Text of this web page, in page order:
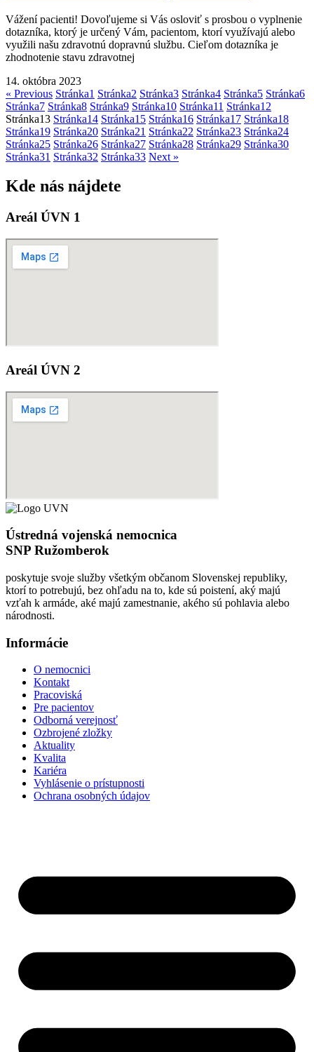
Vážení pacienti! Dovoľujeme si Vás osloviť s prosbou o vyplnenie
dotazníka, ktorý je určený Vám, pacientom, ktorí využívajú alebo
využili našu zdravotnú dopravnú službu. Cieľom dotazníka je
zhodnotenie stavu zdravotnej
14. októbra 2023
« Previous Stránka1 Stránka2 Stránka3 Stránka4 Stránka5 Stránka6
Stránka7 Stránka8 Stránka9 Stránka10 Stránka11 Stránka12
Stránka13 Stránka14 Stránka15 Stránka16 Stránka17 Stránka18
Stránka19 Stránka20 Stránka21 Stránka22 Stránka23 Stránka24
Stránka25 Stránka26 Stránka27 Stránka28 Stránka29 Stránka30
Stránka31 Stránka32 Stránka33 Next »
Kde nás nájdete
Areál ÚVN 1
Areál ÚVN 2
Ústredná vojenská nemocnica
SNP Ružomberok
poskytuje svoje služby všetkým občanom Slovenskej republiky,
ktorí to potrebujú, bez ohľadu na to, kde sú poistení, aký majú
vzťah k armáde, aké majú zamestnanie, akého sú pohlavia alebo
národnosti.
Informácie
O nemocnici
Kontakt
Pracoviská
Pre pacientov
Odborná verejnosť
Ozbrojené zložky
Aktuality
Kvalita
Kariéra
Vyhlásenie o prístupnosti
Ochrana osobných údajov